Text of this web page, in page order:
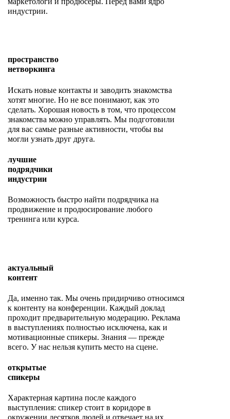
индустрии.
пространство
нетворкинга
Искать новые контакты и заводить знакомства
хотят многие. Но не все понимают, как это
сделать. Хорошая новость в том, что процессом
знакомства можно управлять. Мы подготовили
для вас самые разные активности, чтобы вы
могли узнать друг друга.
лучшие
подрядчики
индустрии
Возможность быстро найти подрядчика на
продвижение и продюсирование любого
тренинга или курса.
актуальный
контент
Да, именно так. Мы очень придирчиво относимся
к контенту на конференции. Каждый доклад
проходит предварительную модерацию. Реклама
в выступлениях полностью исключена, как и
мотивационные спикеры. Знания — прежде
всего. У нас нельзя купить место на сцене.
открытые
спикеры
Характерная картина после каждого
выступления: спикер стоит в коридоре в